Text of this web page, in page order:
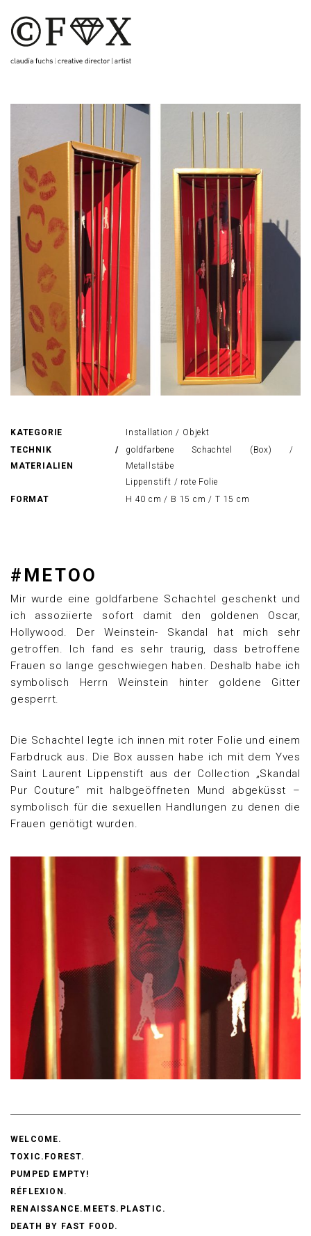
KATEGORIE
Installation / Objekt
TECHNIK /
MATERIALIEN
goldfarbene Schachtel (Box) /
Metallstäbe
Lippenstift / rote Folie
FORMAT
H 40 cm / B 15 cm / T 15 cm
#METOO
Mir wurde eine goldfarbene Schachtel geschenkt und
ich assoziierte sofort damit den goldenen Oscar,
Hollywood. Der Weinstein- Skandal hat mich sehr
getroffen. Ich fand es sehr traurig, dass betroffene
Frauen so lange geschwiegen haben. Deshalb habe ich
symbolisch Herrn Weinstein hinter goldene Gitter
gesperrt.
Die Schachtel legte ich innen mit roter Folie und einem
Farbdruck aus. Die Box aussen habe ich mit dem Yves
Saint Laurent Lippenstift aus der Collection „Skandal
Pur Couture“ mit halbgeöffneten Mund abgeküsst –
symbolisch für die sexuellen Handlungen zu denen die
Frauen genötigt wurden.
WELCOME.
TOXIC.FOREST.
PUMPED EMPTY!
RÉFLEXION.
RENAISSANCE.MEETS.PLASTIC.
DEATH BY FAST FOOD.